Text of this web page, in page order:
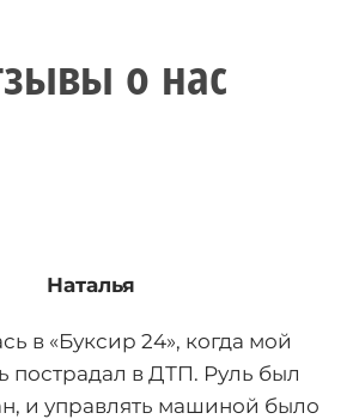
о нас
Наталья
в «Буксир 24», когда мой
пострадал в ДТП. Руль был
и управлять машиной было